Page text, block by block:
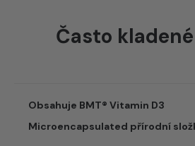
Často
Obsahuje BMT® Vitamin D3
Microencapsulated přírodní